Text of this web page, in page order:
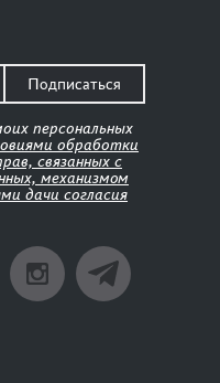
Подписаться
персональных
обработки
связанных с
механизмом
дачи согласия